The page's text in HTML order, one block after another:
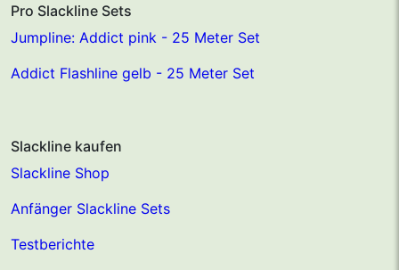
Pro Slackline Sets
Jumpline: Addict pink - 25 Meter Set
Addict Flashline gelb - 25 Meter Set
Slackline kaufen
Slackline Shop
Anfänger Slackline Sets
Testberichte